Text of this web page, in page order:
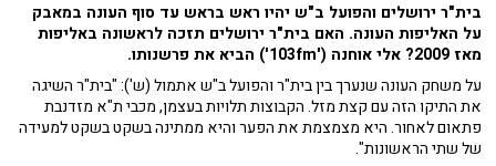
בית"ר ירושלים והפועל ב"ש יהיו ראש בראש עד סוף העונה במאבק
על האליפות העונה. האם בית"ר ירושלים תזכה לראשונה באליפות
מאז 2009? אלי אוחנה ('103fm') הביא את פרשנותו.
על משחק העונה שנערך בין בית"ר והפועל ב"ש אתמול (ש'): "בית"ר השיגה
את התיקו הזה עם קצת מזל. הקבוצות תלויות בעצמן, מכבי ת"א מזדנבת
פתאום לאחור. היא מצמצמת את הפער והיא ממתינה בשקט בשקט למעידה
של שתי הראשונות".